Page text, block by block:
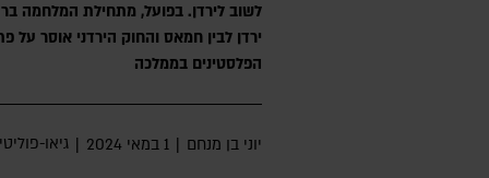
לשוב לירדן. בפועל, מתחילת המלחמה
ירדן לבין חמאס והחוק הירדני אוסר
הפלסטינים בממלכה
יוני בן מנחם | 1 במאי 2024 | גיאו-